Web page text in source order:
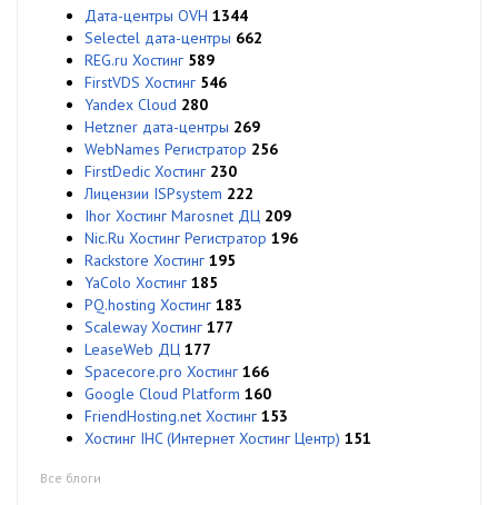
Дата-центры OVH 1344
Selectel дата-центры 662
REG.ru Хостинг 589
FirstVDS Хостинг 546
Yandex Cloud 280
Hetzner дата-центры 269
WebNames Регистратор 256
FirstDedic Хостинг 230
Лицензии ISPsystem 222
Ihor Хостинг Marosnet ДЦ 209
Nic.Ru Хостинг Регистратор 196
Rackstore Хостинг 195
YaColo Хостинг 185
PQ.hosting Хостинг 183
Scaleway Хостинг 177
LeaseWeb ДЦ 177
Spacecore.pro Хостинг 166
Google Cloud Platform 160
FriendHosting.net Хостинг 153
Хостинг IHC (Интернет Хостинг Центр) 151
Все блоги